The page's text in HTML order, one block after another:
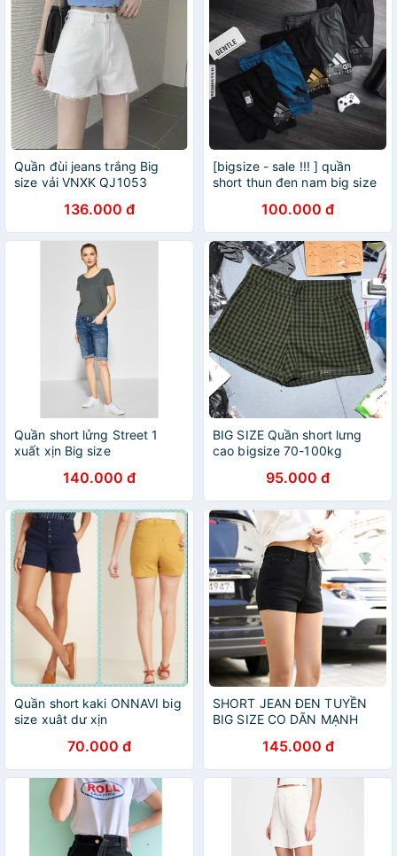
Quần đùi jeans trắng Big
size vải VNXK QJ1053
136.000 đ
[bigsize - sale !!! ] quần
short thun đen nam big size
100.000 đ
Quần short lửng Street 1
xuất xịn Big size
140.000 đ
BIG SIZE Quần short lưng
cao bigsize 70-100kg
95.000 đ
Quần short kaki ONNAVI big
size xuât dư xịn
70.000 đ
SHORT JEAN ĐEN TUYỀN
BIG SIZE CO DÃN MẠNH
145.000 đ